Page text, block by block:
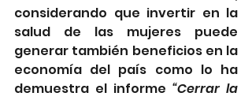
considerando que invertir en la
salud de las mujeres puede
generar también beneficios en la
economía del país como lo ha
demuestra el informe “Cerrar la